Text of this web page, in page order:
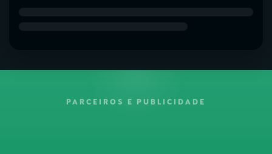
PARCEIROS E PUBLICIDADE